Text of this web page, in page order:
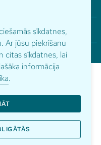
sīkdatnes,
Ar jūsu piekrišanu
citas sīkdatnes, lai
informācija
.